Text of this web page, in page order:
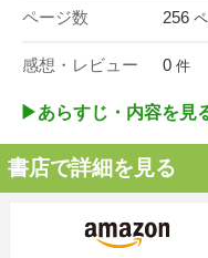
ページ数 256
感想・レビュー 0 件
▶︎あらすじ・内容を見
書店で詳細を見る